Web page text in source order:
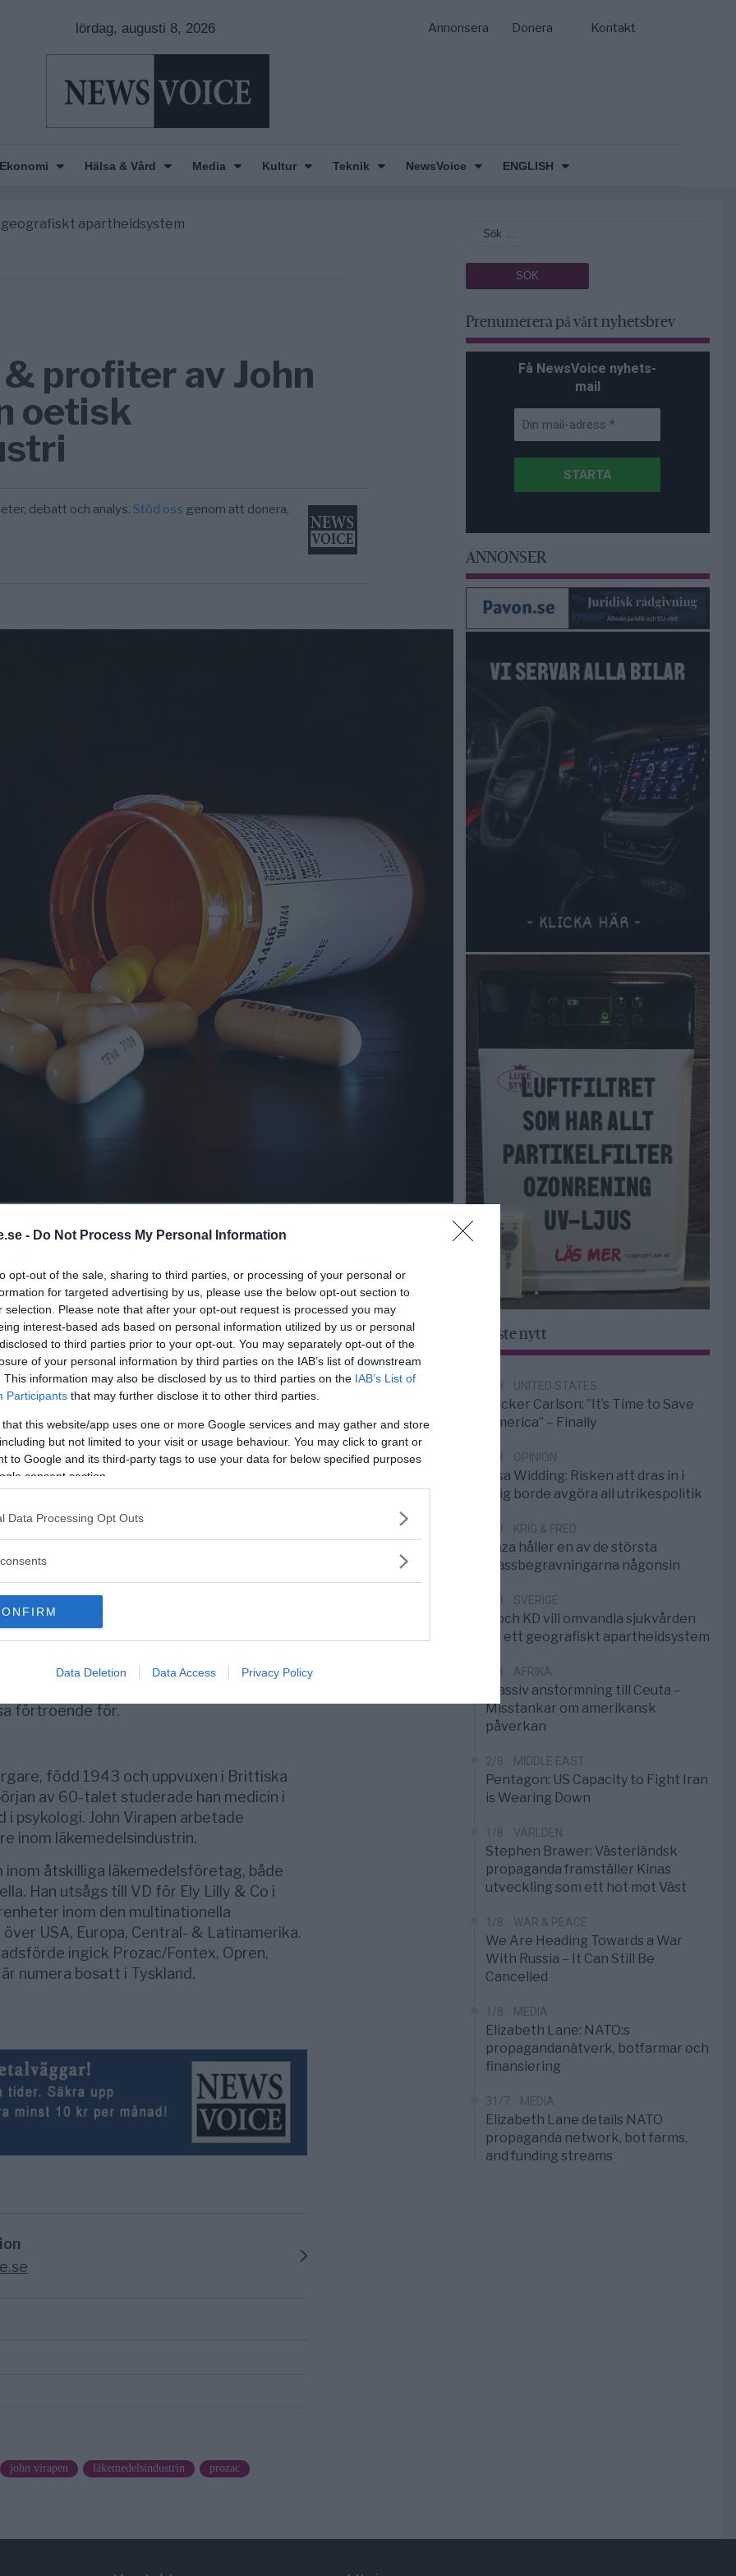
- Do Not Process My Personal Information
opt-out of the sale, sharing to third parties, or processing of your personal or
for targeted advertising by us, please use the below opt-out section to
selection. Please note that after your opt-out request is processed you may
interest-based ads based on personal information utilized by us or personal
to third parties prior to your opt-out. You may separately opt-out of the
of your personal information by third parties on the IAB’s list of downstream
This information may also be disclosed by us to third parties on the IAB’s List of
Participants that may further disclose it to other third parties.
that this website/app uses one or more Google services and may gather and store
but not limited to your visit or usage behaviour. You may click to grant or
to Google and its third-party tags to use your data for below specified purposes
consent section.
Data Processing Opt Outs
Data Deletion Data Access Privacy Policy
lördag, augusti 8, 2026 Annonsera Donera Kontakt
Ekonomi Hälsa & Vård Media Kultur Teknik NewsVoice ENGLISH
– Finally
geografiskt apartheidsystem
profiter av John
oetisk
debatt och analys.Stöd oss genom att donera,
berättelse om hur miljarder kronor
av våra dagliga läkemedel och hur
att påverka såväl läkare, myndigheter
läkemedelsindustrin manipulerar
till exempel förekomsten av
studier av nya obeprövade läkemedel.
av det ”antidepressiva”
lät läkemedelsdirektören och
Anders Forsmanen svensk psykiater med
kostade 100 000 kr. Idag är
mest kända professorer i rättspsykiatri.
andra uttryck. Till exempel i form av
presenter, årgångsviner, festivaler, sprit
läkemedelsbolagen påverkar föräldrar till
psykofarmaka.
bakom den verklighet som godtrogna
förtroende för.
född 1943 och uppvuxen i Brittiska
av 60-talet studerade han medicin i
psykologi. John Virapen arbetade
inom läkemedelsindustrin.
inom åtskilliga läkemedelsföretag, både
Han utsågs till VD för Ely Lilly & Co i
inom den multinationella
USA, Europa, Central- & Latinamerika.
ingick Prozac/Fontex, Opren,
numera bosatt i Tyskland.
john virapen läkemedelsindustrin prozac
Prenumerera på vårt nyhetsbrev
Få NewsVoice nyhets-
mail
ANNONSER
Senaste nytt
6/8 UNITED STATES
Tucker Carlson: ”It’s Time to Save
America” – Finally
5/8 OPINION
Elsa Widding: Risken att dras in i
krig borde avgöra all utrikespolitik
5/8 KRIG & FRED
Gaza håller en av de största
massbegravningarna någonsin
5/8 SVERIGE
S och KD vill omvandla sjukvården
till ett geografiskt apartheidsystem
3/8 AFRIKA
Massiv anstormning till Ceuta –
Misstankar om amerikansk
påverkan
2/8 MIDDLE EAST
Pentagon: US Capacity to Fight Iran
is Wearing Down
1/8 VÄRLDEN
Stephen Brawer: Västerländsk
propaganda framställer Kinas
utveckling som ett hot mot Väst
1/8 WAR & PEACE
We Are Heading Towards a War
With Russia – It Can Still Be
Cancelled
1/8 MEDIA
Elizabeth Lane: NATO:s
propagandanätverk, botfarmar och
finansiering
31/7 MEDIA
Elizabeth Lane details NATO
propaganda network, bot farms,
and funding streams